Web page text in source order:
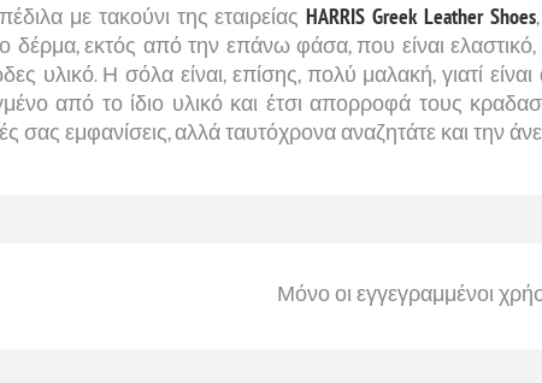
με τακούνι της εταιρείας HARRIS Greek Leather Shoes
δέρμα, εκτός από την επάνω φάσα, που είναι
υλικό. Η σόλα είναι, επίσης, πολύ μαλακή, γιατί είναι
από το ίδιο υλικό και έτσι απορροφά τους
σας εμφανίσεις, αλλά ταυτόχρονα αναζητάτε και την
Μόνο οι εγγεγραμμένοι